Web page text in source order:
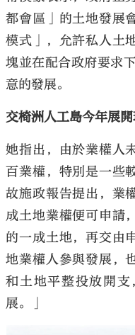
都會區」的土地發展
模式」，允許私人土
塊並在配合政府要求
意的發展。
交椅洲人工島今年展
她指出，由於業權人
百業權，特別是一些
故施政報告提出，業
成土地業權便可申請
的一成土地，再交由
地業權人參與發展，
和土地平整投放開
展。」